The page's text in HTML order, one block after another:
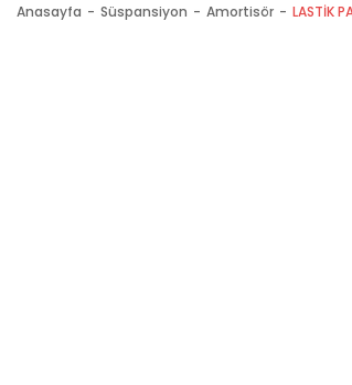
Anasayfa Süspansiyon Amortisör LASTİK